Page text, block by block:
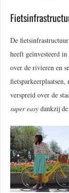
De
heeft geïnvesteerd
over de rivieren en
verspreid over de
super easy dankzij